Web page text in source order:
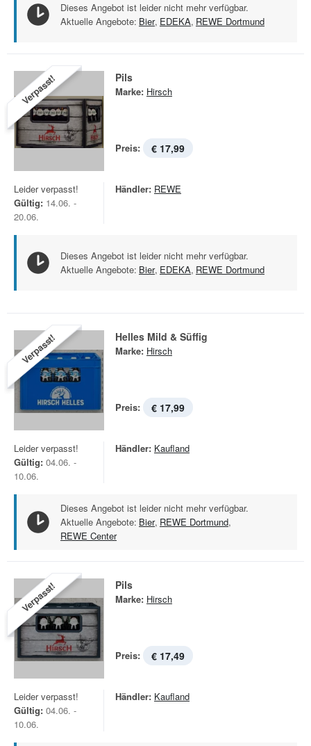
Dieses Angebot ist leider nicht mehr verfügbar.
Aktuelle Angebote: Bier, EDEKA, REWE Dortmund
Verpasst! Pils
Marke: Hirsch
Preis: € 17,99
Leider verpasst!
Gültig: 14.06. -
20.06.
Händler: REWE
Dieses Angebot ist leider nicht mehr verfügbar.
Aktuelle Angebote: Bier, EDEKA, REWE Dortmund
Verpasst! Helles Mild & Süffig
Marke: Hirsch
Preis: € 17,99
Leider verpasst!
Gültig: 04.06. -
10.06.
Händler: Kaufland
Dieses Angebot ist leider nicht mehr verfügbar.
Aktuelle Angebote: Bier, REWE Dortmund,
REWE Center
Verpasst! Pils
Marke: Hirsch
Preis: € 17,49
Leider verpasst!
Gültig: 04.06. -
10.06.
Händler: Kaufland